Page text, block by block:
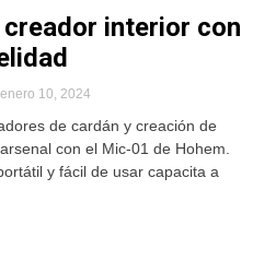
interior con
10, 2024
de cardán y creación de
con el Mic-01 de Hohem.
y fácil de usar capacita a